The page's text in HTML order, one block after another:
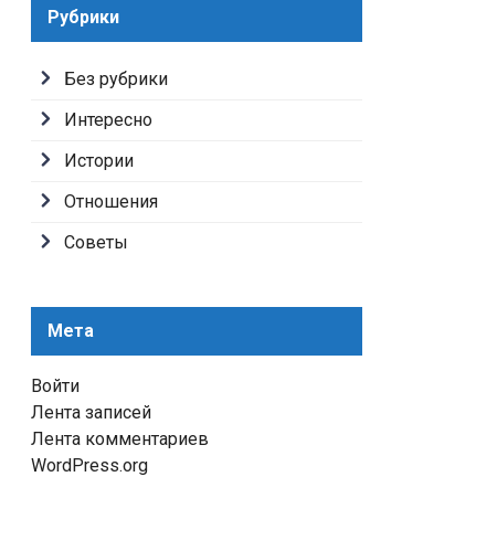
Рубрики
Без рубрики
Интересно
Истории
Отношения
Советы
Мета
Войти
Лента записей
Лента комментариев
WordPress.org